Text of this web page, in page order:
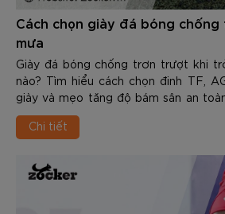
Cách chọn giày đá bóng
mưa
Giày đá bóng chống trơn trượt khi
nào? Tìm hiểu cách chọn đinh TF,
giày và mẹo tăng độ bám sân an
mưa.
Chi tiết